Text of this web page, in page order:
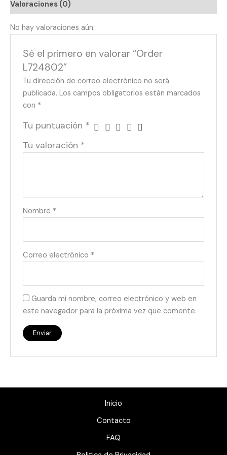
Valoraciones (0)
No hay valoraciones aún.
Sé el primero en valorar “Order
L724802”
Tu dirección de correo electrónico no será
publicada. Los campos obligatorios están marcados
con *
Tu puntuación *
Tu valoración *
Nombre *
Correo electrónico *
Guarda mi nombre, correo electrónico y web en
este navegador para la próxima vez que comente.
Inicio
Contacto
FAQ